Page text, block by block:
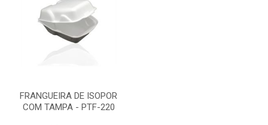
FRANGUEIRA DE ISOPOR
COM TAMPA - PTF-220